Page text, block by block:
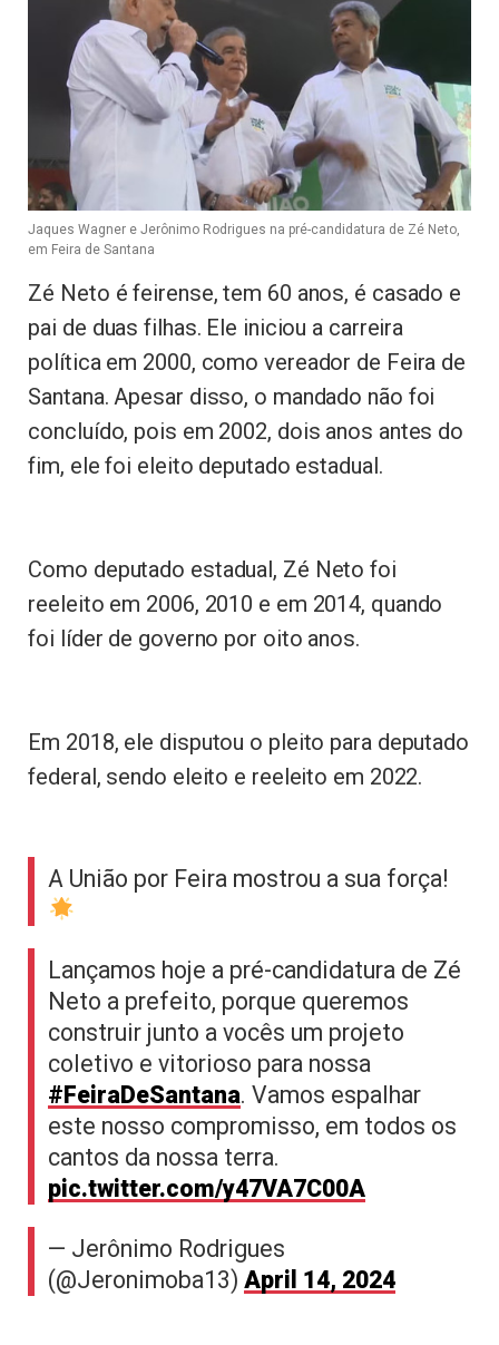
Jaques Wagner e Jerônimo Rodrigues na pré-candidatura de Zé Neto,
em Feira de Santana
Zé Neto é feirense, tem 60 anos, é casado e
pai de duas filhas. Ele iniciou a carreira
política em 2000, como vereador de Feira de
Santana. Apesar disso, o mandado não foi
concluído, pois em 2002, dois anos antes do
fim, ele foi eleito deputado estadual.
Como deputado estadual, Zé Neto foi
reeleito em 2006, 2010 e em 2014, quando
foi líder de governo por oito anos.
Em 2018, ele disputou o pleito para deputado
federal, sendo eleito e reeleito em 2022.
A União por Feira mostrou a sua força!
Lançamos hoje a pré-candidatura de Zé
Neto a prefeito, porque queremos
construir junto a vocês um projeto
coletivo e vitorioso para nossa
#FeiraDeSantana. Vamos espalhar
este nosso compromisso, em todos os
cantos da nossa terra.
pic.twitter.com/y47VA7C00A
— Jerônimo Rodrigues
(@Jeronimoba13)April 14, 2024